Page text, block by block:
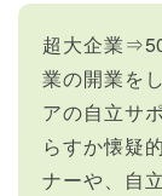
超大企業
業の開業を
アの自立サ
らすか懐疑
ナーや、自